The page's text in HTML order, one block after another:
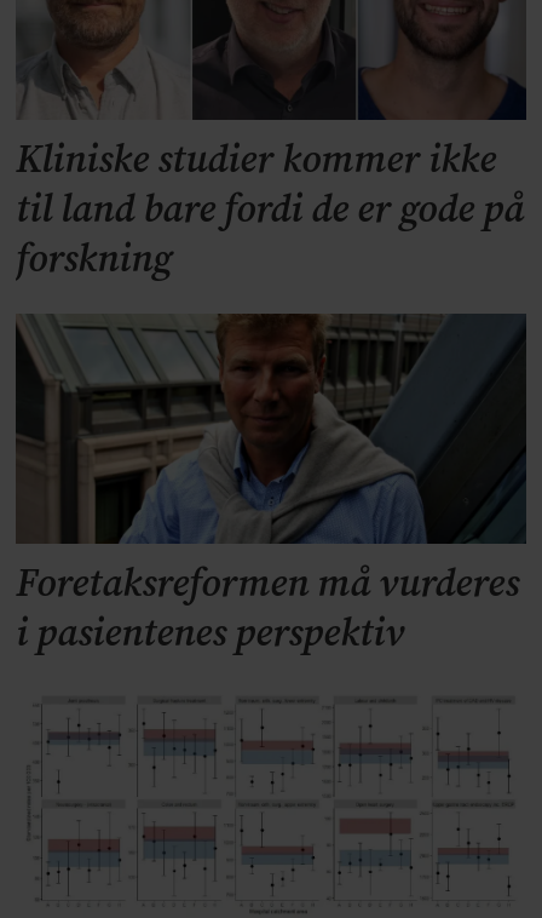
Kliniske studier kommer ikke
til land bare fordi de er gode på
forskning
Foretaksreformen må vurderes
i pasientenes perspektiv